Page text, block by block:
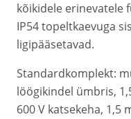
kõikidele erinevatele
IP54 topeltkaevuga
ligipääsetavad.
Standardkomplekt:
löögikindel ümbris,
600 V katsekeha, 1,5